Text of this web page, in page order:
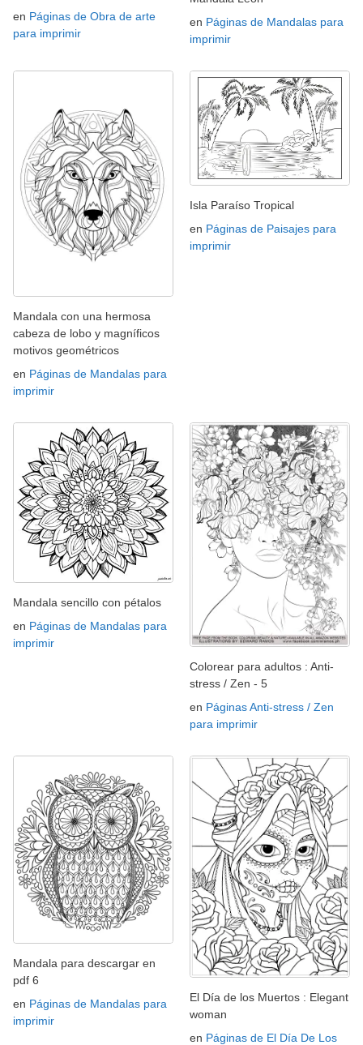
en Páginas de Obra de arte
para imprimir
en Páginas de Mandalas para
imprimir
Mandala con una hermosa
cabeza de lobo y magníficos
motivos geométricos
en Páginas de Mandalas para
imprimir
Isla Paraíso Tropical
en Páginas de Paisajes para
imprimir
Mandala sencillo con pétalos
en Páginas de Mandalas para
imprimir
Colorear para adultos : Anti-
stress / Zen - 5
en Páginas Anti-stress / Zen
para imprimir
Mandala para descargar en
pdf 6
en Páginas de Mandalas para
imprimir
El Día de los Muertos : Elegant
woman
en Páginas de El Día De Los